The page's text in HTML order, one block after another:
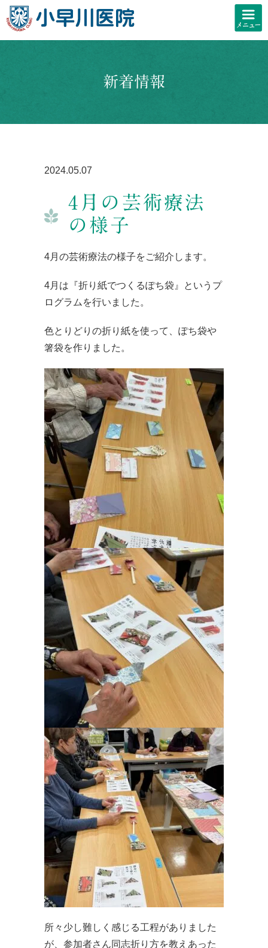
新着情報
2024.05.07
4月の芸術療法
の様子
4月の芸術療法の様子をご紹介します。
4月は『折り紙でつくるぽち袋』というプ
ログラムを行いました。
色とりどりの折り紙を使って、ぽち袋や
箸袋を作りました。
所々少し難しく感じる工程がありました
が、参加者さん同志折り方を教えあった